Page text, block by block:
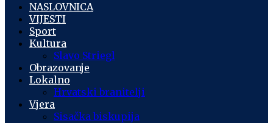
NASLOVNICA
VIJESTI
Sport
Kultura
Slavo Striegl
Obrazovanje
Lokalno
Hrvatski branitelji
Vjera
Sisačka biskupija